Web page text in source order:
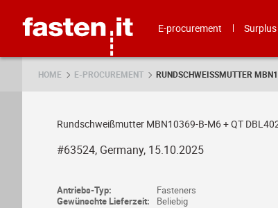
E-procurement Surplus
HOME E-PROCUREMENT RUNDSCHWEISSMUTTER
Rundschweißmutter MBN10369-B-M6 + QT
#63524, Germany, 15.10.2025
Antriebs-Typ:
Fasteners
Gewünschte Lieferzeit:
Beliebig